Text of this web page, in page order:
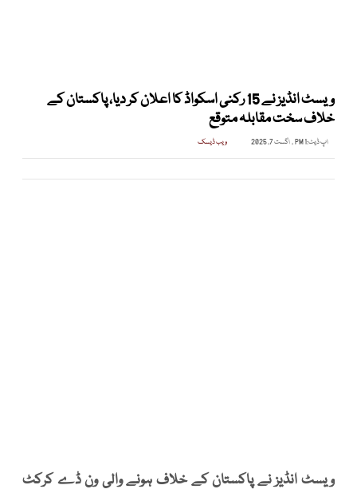
ویسٹ انڈیز نے 15 رکنی اسکواڈ کا اعلان کر دیا، پاکستان کے
خلاف سخت مقابلہ متوقع
اپ ڈیٹ:1 PM , اگست 7, 2025 ویب ڈیسک
ویسٹ انڈیز نے پاکستان کے خلاف ہونے والی ون ڈے کرکٹ